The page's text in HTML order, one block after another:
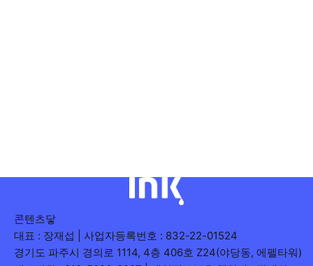
콘텐츠닿
대표 : 장재섭 | 사업자등록번호 : 832-22-01524
경기도 파주시 경의로 1114, 4층 406호 Z24(야당동, 에펠타워)